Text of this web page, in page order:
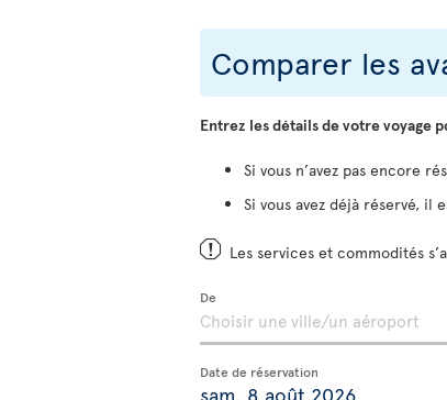
Comparer les
Entrez les détails de votre voyage
Si vous n’avez pas encore
Si vous avez déjà réservé, il
Les services et commodités
De
Date de réservation